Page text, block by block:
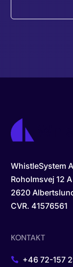
WhistleSystem
Roholmsvej 12 A
2620
CVR. 41576561
KONTAKT
+46 72-157